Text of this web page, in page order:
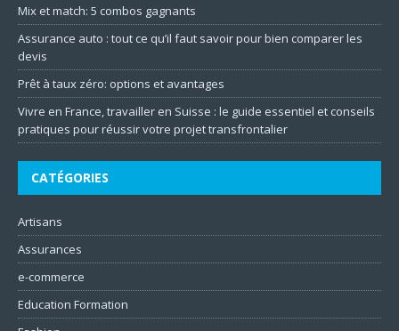
Mix et match: 5 combos gagnants
Assurance auto : tout ce qu’il faut savoir pour bien comparer les
devis
Prêt à taux zéro: options et avantages
Vivre en France, travailler en Suisse : le guide essentiel et conseils
pratiques pour réussir votre projet transfrontalier
CATÉGORIES
Artisans
Assurances
e-commerce
Education Formation